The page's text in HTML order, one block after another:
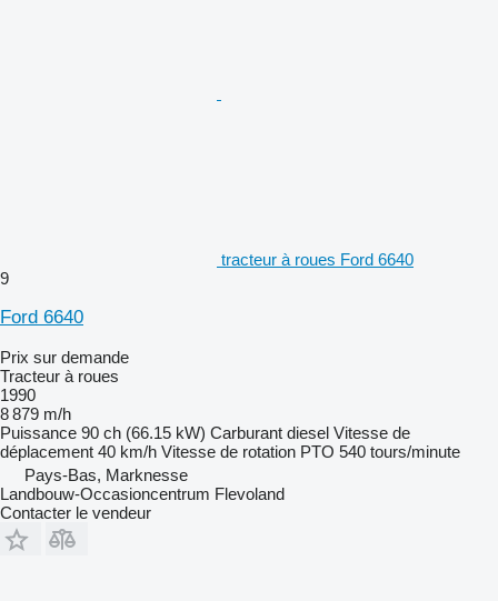
tracteur à roues Ford 6640
9
Ford 6640
Prix sur demande
Tracteur à roues
1990
8 879 m/h
Puissance 90 ch (66.15 kW) Carburant diesel Vitesse de
déplacement 40 km/h Vitesse de rotation PTO 540 tours/minute
Pays-Bas, Marknesse
Landbouw-Occasioncentrum Flevoland
Contacter le vendeur